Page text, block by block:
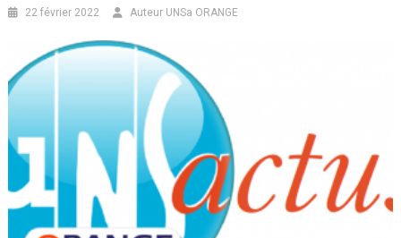
22 février 2022 Auteur UNSa ORANGE